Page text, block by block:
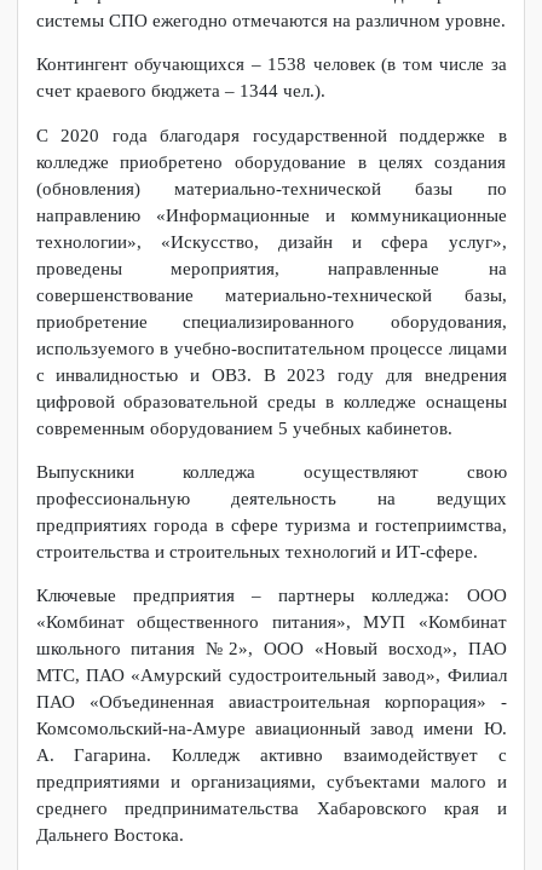
76 учебных кабинетов, производственных мастерских и
лабораторий, оснащенных современным технологическим
оборудованием и программным обеспечением;
них преподавателей и мастеров производственного
обучения - 135 чел, Педагогический коллектив колледжа –
это коллектив единомышленников. Достижения педагогов
за профессионализм и значительный вклад в развитие
системы СПО ежегодно отмечаются на различном уровне.
Контингент обучающихся – 1538 человек (в том числе за
счет краевого бюджета – 1344 чел.).
С 2020 года благодаря государственной поддержке в
колледже приобретено оборудование в целях создания
(обновления) материально-технической базы по
технологии», «Искусство, дизайн и сфера услуг»,
проведены мероприятия, направленные на
совершенствование материально-технической базы,
приобретение специализированного оборудования,
используемого в учебно-воспитательном процессе лицами
с инвалидностью и ОВЗ. В 2023 году для внедрения
цифровой образовательной среды в колледже оснащены
современным оборудованием 5 учебных кабинетов.
Выпускники колледжа осуществляют свою
профессиональную деятельность на ведущих
предприятиях города в сфере туризма и гостеприимства,
строительства и строительных технологий и ИТ-сфере.